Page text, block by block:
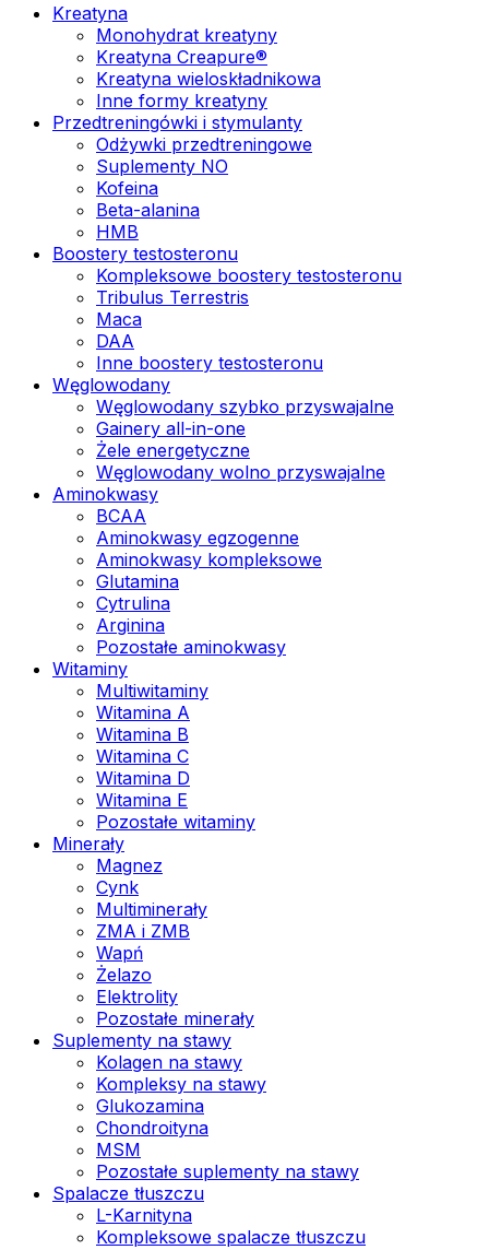
Kreatyna
Monohydrat kreatyny
Kreatyna Creapure®
Kreatyna wieloskładnikowa
Inne formy kreatyny
Przedtreningówki i stymulanty
Odżywki przedtreningowe
Suplementy NO
Kofeina
Beta-alanina
HMB
Boostery testosteronu
Kompleksowe boostery testosteronu
Tribulus Terrestris
Maca
DAA
Inne boostery testosteronu
Węglowodany
Węglowodany szybko przyswajalne
Gainery all-in-one
Żele energetyczne
Węglowodany wolno przyswajalne
Aminokwasy
BCAA
Aminokwasy egzogenne
Aminokwasy kompleksowe
Glutamina
Cytrulina
Arginina
Pozostałe aminokwasy
Witaminy
Multiwitaminy
Witamina A
Witamina B
Witamina C
Witamina D
Witamina E
Pozostałe witaminy
Minerały
Magnez
Cynk
Multiminerały
ZMA i ZMB
Wapń
Żelazo
Elektrolity
Pozostałe minerały
Suplementy na stawy
Kolagen na stawy
Kompleksy na stawy
Glukozamina
Chondroityna
MSM
Pozostałe suplementy na stawy
Spalacze tłuszczu
L-Karnityna
Kompleksowe spalacze tłuszczu